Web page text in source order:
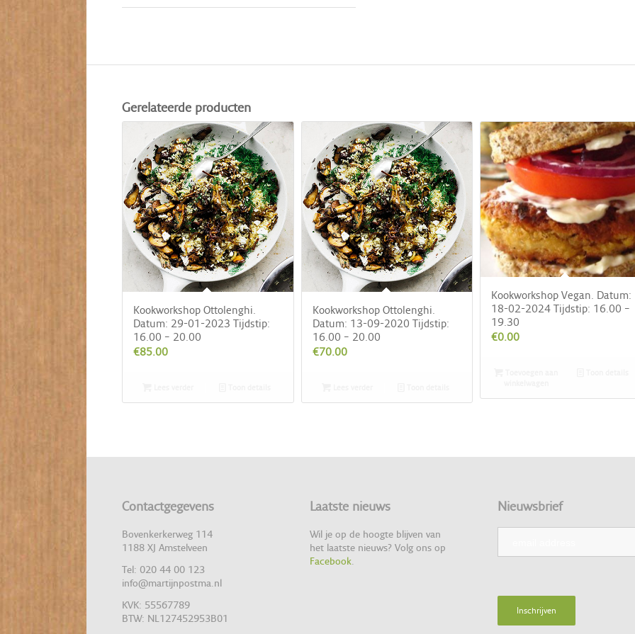
Gerelateerde producten
Kookworkshop Ottolenghi.
Datum: 29-01-2023 Tijdstip:
16.00 – 20.00
€85.00
Kookworkshop Ottolenghi.
Datum: 13-09-2020 Tijdstip:
16.00 – 20.00
€70.00
Kookworkshop Vegan. Datum:
18-02-2024 Tijdstip: 16.00 –
19.30
€0.00
Contactgegevens
Bovenkerkerweg 114
1188 XJ Amstelveen
Tel: 020 44 00 123
info@martijnpostma.nl
KVK: 55567789
BTW: NL127452953B01
Laatste nieuws
Wil je op de hoogte blijven van
het laatste nieuws? Volg ons op
Facebook
Nieuwsbrief